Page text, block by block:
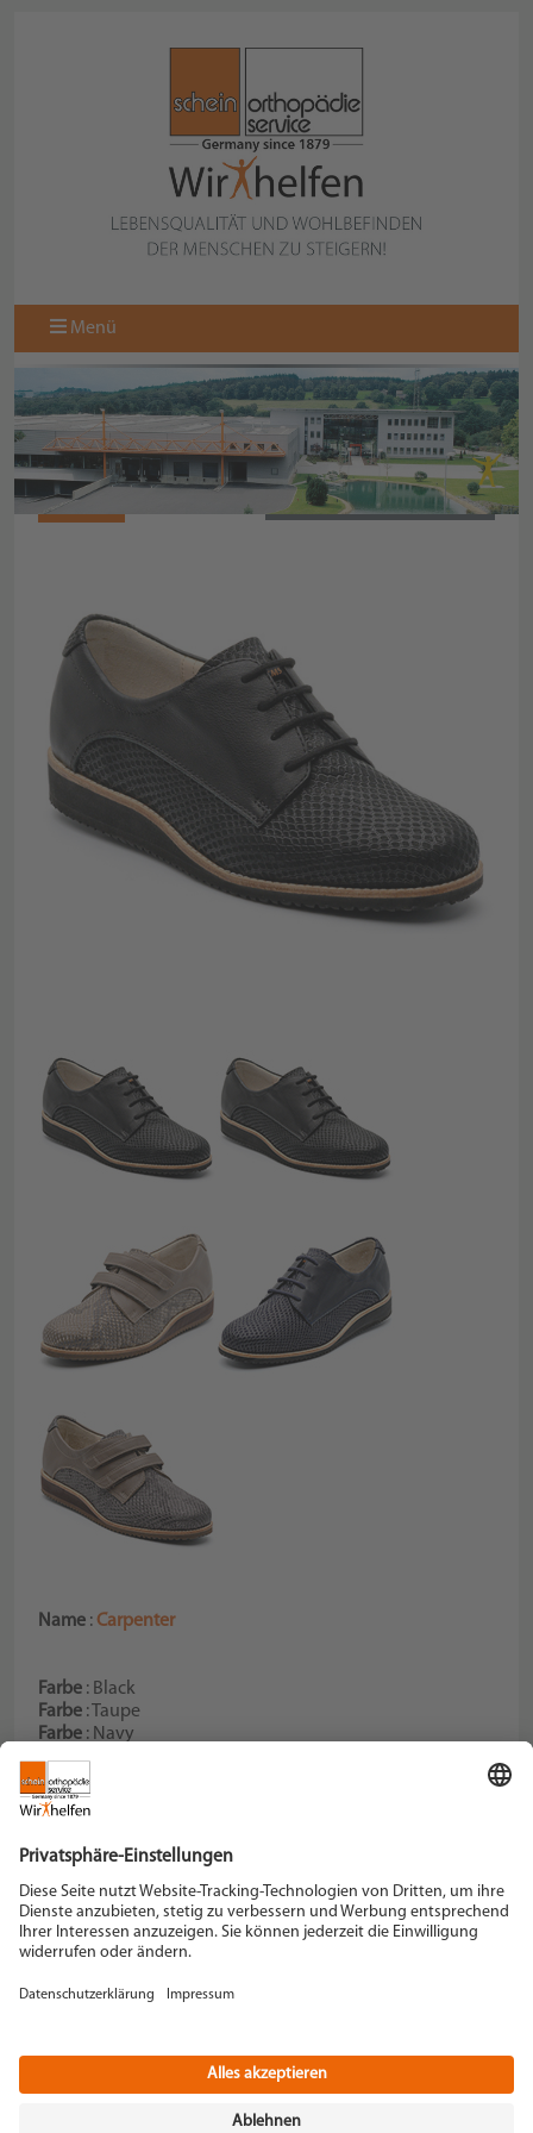
Menü
ZURÜCK ZUR KOLLEKTION
N10360
Name :Carpenter
Farbe : Black
Farbe : Taupe
Farbe : Navy
Farbe: Brown
Schein Orthopädie Service KG
42897 Remscheid
Tel. +49 2191 910-0
remscheid[at]schein.de
YouTube
+49 2191 910-200